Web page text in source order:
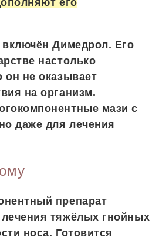
его
включён Димедрол. Его
настолько
он не оказывает
на организм.
мази с
даже для лечения
препарат
тяжёлых гнойных
носа. Готовится